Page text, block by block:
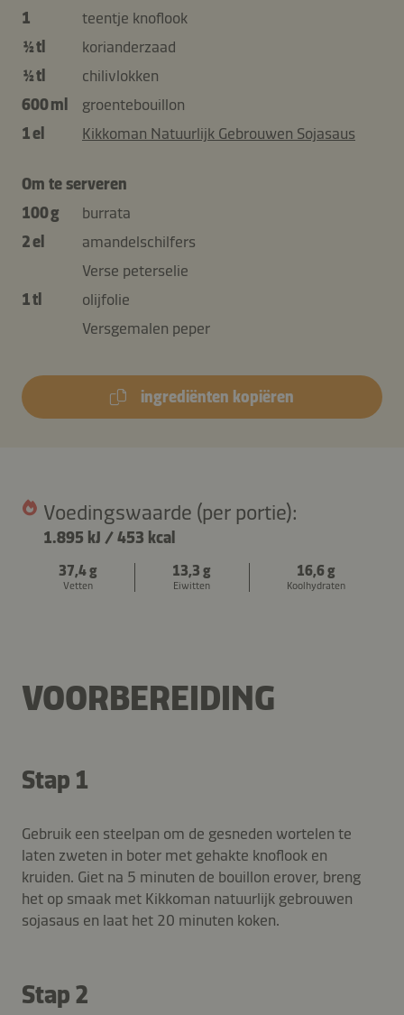
1
teentje knoflook
½ tl
korianderzaad
½ tl
chilivlokken
600 ml
groentebouillon
1 el
Kikkoman Natuurlijk Gebrouwen Sojasaus
Om te serveren
100 g
burrata
2 el
amandelschilfers
Verse peterselie
1 tl
olijfolie
Versgemalen peper
ingrediënten kopiëren
Voedingswaarde (per portie):
1.895 kJ /453 kcal
37,4 g
Vetten
13,3 g
Eiwitten
16,6 g
Koolhydraten
VOORBEREIDING
Stap 1
Gebruik een steelpan om de gesneden wortelen te
laten zweten in boter met gehakte knoflook en
kruiden. Giet na 5 minuten de bouillon erover, breng
het op smaak met Kikkoman natuurlijk gebrouwen
sojasaus en laat het 20 minuten koken.
Stap 2